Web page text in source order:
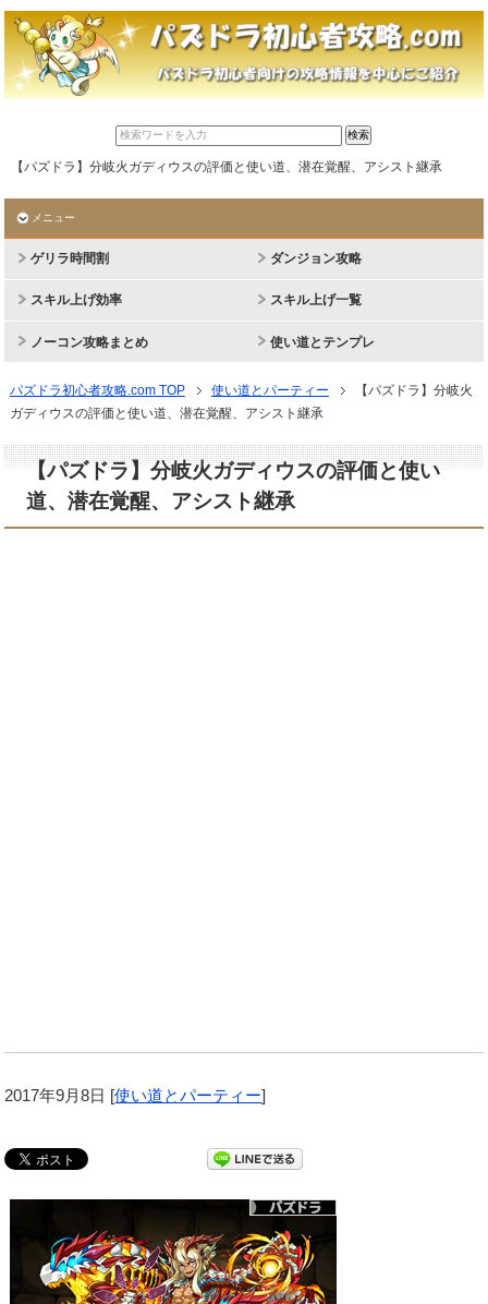
【パズドラ】分岐火ガディウスの評価と使い道、潜在覚醒、アシスト継承
メニュー
ゲリラ時間割 ダンジョン攻略
スキル上げ効率 スキル上げ一覧
ノーコン攻略まとめ 使い道とテンプレ
パズドラ初心者攻略.com TOP 使い道とパーティー
【パズドラ】分岐火
ガディウスの評価と使い道、潜在覚醒、アシスト継承
【パズドラ】分岐火ガディウスの評価と使い
道、潜在覚醒、アシスト継承
2017年9月8日 [使い道とパーティー]